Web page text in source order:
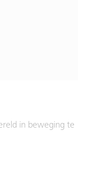
in beweging te